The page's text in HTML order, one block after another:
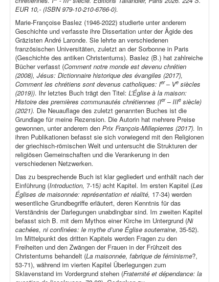
EUR 10,- (ISBN 979-10-210-6766-0).
Marie-Françoise Baslez (1946-2022) studierte unter anderem
Geschichte und verfasste ihre Dissertation unter der Ägide des
Gräzisten André Laronde. Sie lehrte an verschiedenen
französischen Universitäten, zuletzt an der Sorbonne in Paris
(Geschichte des antiken Christentums). Baslez (B.) hat zahlreiche
Bücher verfasst (Comment notre monde est devenu chrétien
(2008), Jésus: Dictionnaire historique des évangiles (2017),
Comment les chrétiens sont devenus catholiques: Ier– Ve siècles
(2019)). Ihr letztes Buch trägt den Titel: L’Église à la maison:
Histoire des premières communautés chrétiennes (Ier– IIIe siècle)
(2021). Die Neuauflage des zuletzt genannten Buches ist die
Grundlage für meine Rezension. Die Autorin hat mehrere Preise
gewonnen, unter anderem den Prix François-Millepierres (2017). In
ihren Publikationen befasst sie sich vorwiegend mit den Religionen
der griechisch-römischen Welt und untersucht die Strukturen der
religiösen Gemeinschaften und die Verankerung in den
verschiedenen Netzwerken.
Das zu besprechende Buch ist klar gegliedert und enthält nach der
Einführung (Introduction, 7-15) acht Kapitel. Im ersten Kapitel (Les
Églises de maisonnée: représentation et réalité, 17-34) werden
wesentliche Grundbegriffe erläutert, deren Kenntnis für das
Verständnis der Darlegungen unabdingbar sind. Im zweiten Kapitel
befasst sich B. mit dem Mythos einer Kirche im Untergrund (Ni
cachées, ni confinées: le mythe d’une Église souterraine, 35-52).
Im Mittelpunkt des dritten Kapitels werden Fragen zu den
Freiheiten und den Zwängen der Frauen in der Frühzeit des
Christentums behandelt (La maisonnée, fabrique de féminisme?,
53-71), während im vierten Kapitel Überlegungen zum
Sklavenstand im Vordergrund stehen (Fraternité et dépendance: la